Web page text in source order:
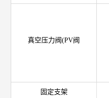
真空压力阀(PV阀
固定支架